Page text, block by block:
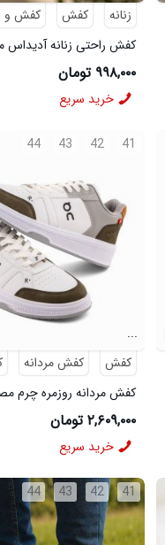
زنانه
کفش
کفش و
کفش راحتی زنانه آدیداس
قهوه ای
۹۹۸,۰۰۰ تومان
خرید سریع
41
42
43
44
...
کفش
کفش مردانه
کفش مردانه روزمره چرم
سبز On Running مدل 50919
۲,۶۰۹,۰۰۰ تومان
خرید سریع
41
42
43
44